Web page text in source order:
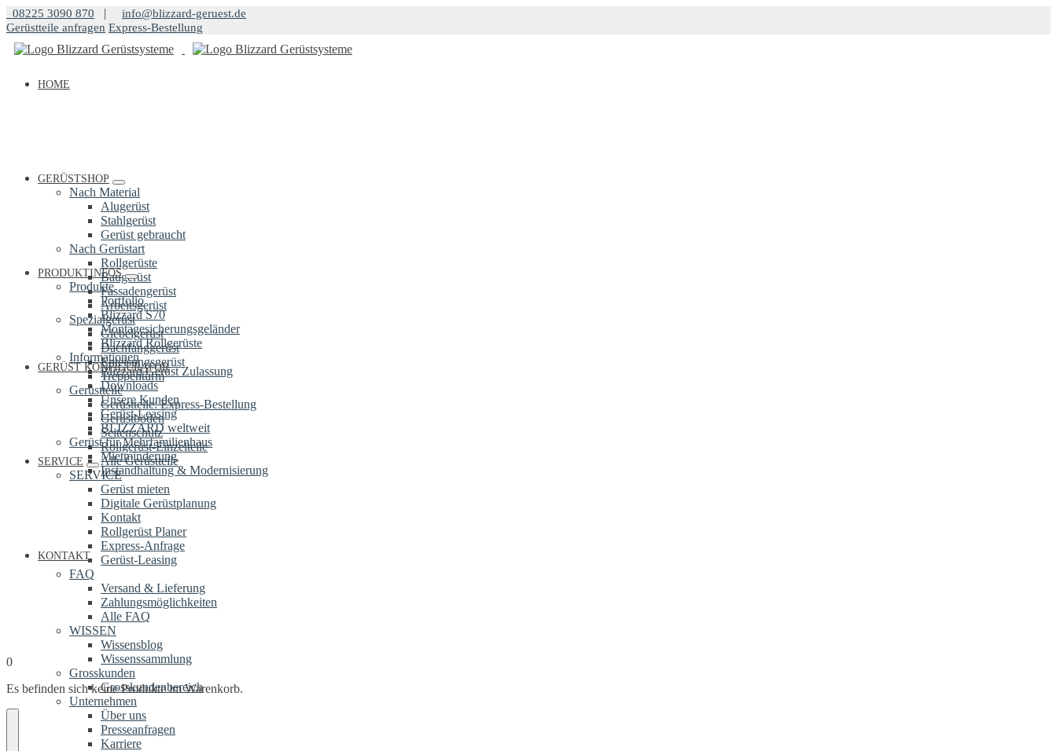
Springe
zum
Inhalt
08225 3090 870 |
info@blizzard-geruest.de
Gerüstteile anfragen Express-Bestellung
HOME
GERÜSTSHOP
Nach Material
Alugerüst
Stahlgerüst
Gerüst gebraucht
Nach Gerüstart
Rollgerüste
Baugerüst
Fassadengerüst
Arbeitsgerüst
Spezialgerüst
Giebelgerüst
Dachfanggerüst
Enteisungsgerüst
Treppenturm
Gerüstteile
Gerüstteile: Express-Bestellung
Gerüstböden
Seitenschutz
Rollgerüst-Einzelteile
Alle Gerüstteile
PRODUKTINFOS
Produkte
Portfolio
Blizzard S70
Montagesicherungsgeländer
Blizzard Rollgerüste
Informationen
Blizzard Gerüst Zulassung
Downloads
Unsere Kunden
Gerüst-Leasing
BLIZZARD weltweit
Gerüst für Mehrfamilienhaus
Mietminderung
Instandhaltung & Modernisierung
GERÜST KONFIGURATOR
SERVICE
SERVICE
Gerüst mieten
Digitale Gerüstplanung
Kontakt
Rollgerüst Planer
Express-Anfrage
Gerüst-Leasing
FAQ
Versand & Lieferung
Zahlungsmöglichkeiten
Alle FAQ
WISSEN
Wissensblog
Wissenssammlung
Grosskunden
Grosskundenbereich
Unternehmen
Über uns
Presseanfragen
Karriere
KONTAKT
0
Es befinden sich keine Produkte im Warenkorb.